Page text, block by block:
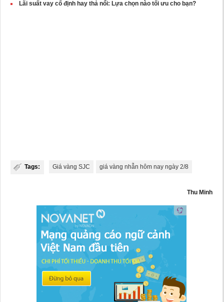
Lãi suất vay cố định hay thả nổi: Lựa chọn nào tối ưu cho bạn?
Tags: Giá vàng SJC giá vàng nhẫn hôm nay ngày 2/8
Thu Minh